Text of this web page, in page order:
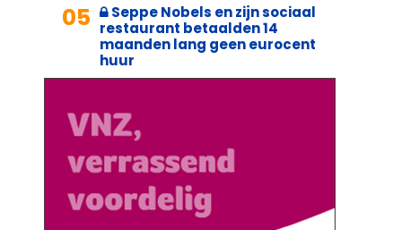
05
Seppe Nobels en zijn sociaal
restaurant betaalden 14
maanden lang geen eurocent
huur